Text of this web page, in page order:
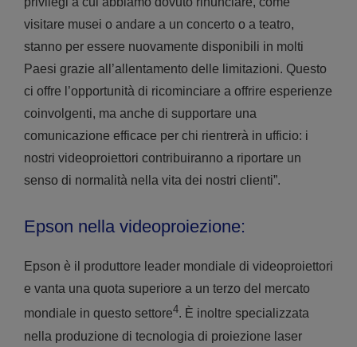
visitare musei o andare a un concerto o a teatro,
stanno per essere nuovamente disponibili in molti
Paesi grazie all’allentamento delle limitazioni. Questo
ci offre l’opportunità di ricominciare a offrire esperienze
coinvolgenti, ma anche di supportare una
comunicazione efficace per chi rientrerà in ufficio: i
nostri videoproiettori contribuiranno a riportare un
senso di normalità nella vita dei nostri clienti”.
Epson nella videoproiezione:
Epson è il produttore leader mondiale di videoproiettori
e vanta una quota superiore a un terzo del mercato
mondiale in questo settore4. È inoltre specializzata
nella produzione di tecnologia di proiezione laser